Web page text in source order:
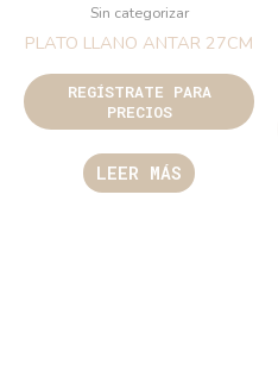
Sin categorizar
PLATO LLANO ANTAR 27CM
REGÍSTRATE PARA
PRECIOS
LEER MÁS